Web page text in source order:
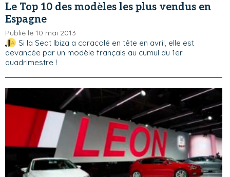
Le Top 10 des modèles les plus vendus en
Espagne
Publié le 10 mai 2013
Si la Seat Ibiza a caracolé en tête en avril, elle est
devancée par un modèle français au cumul du 1er
quadrimestre !